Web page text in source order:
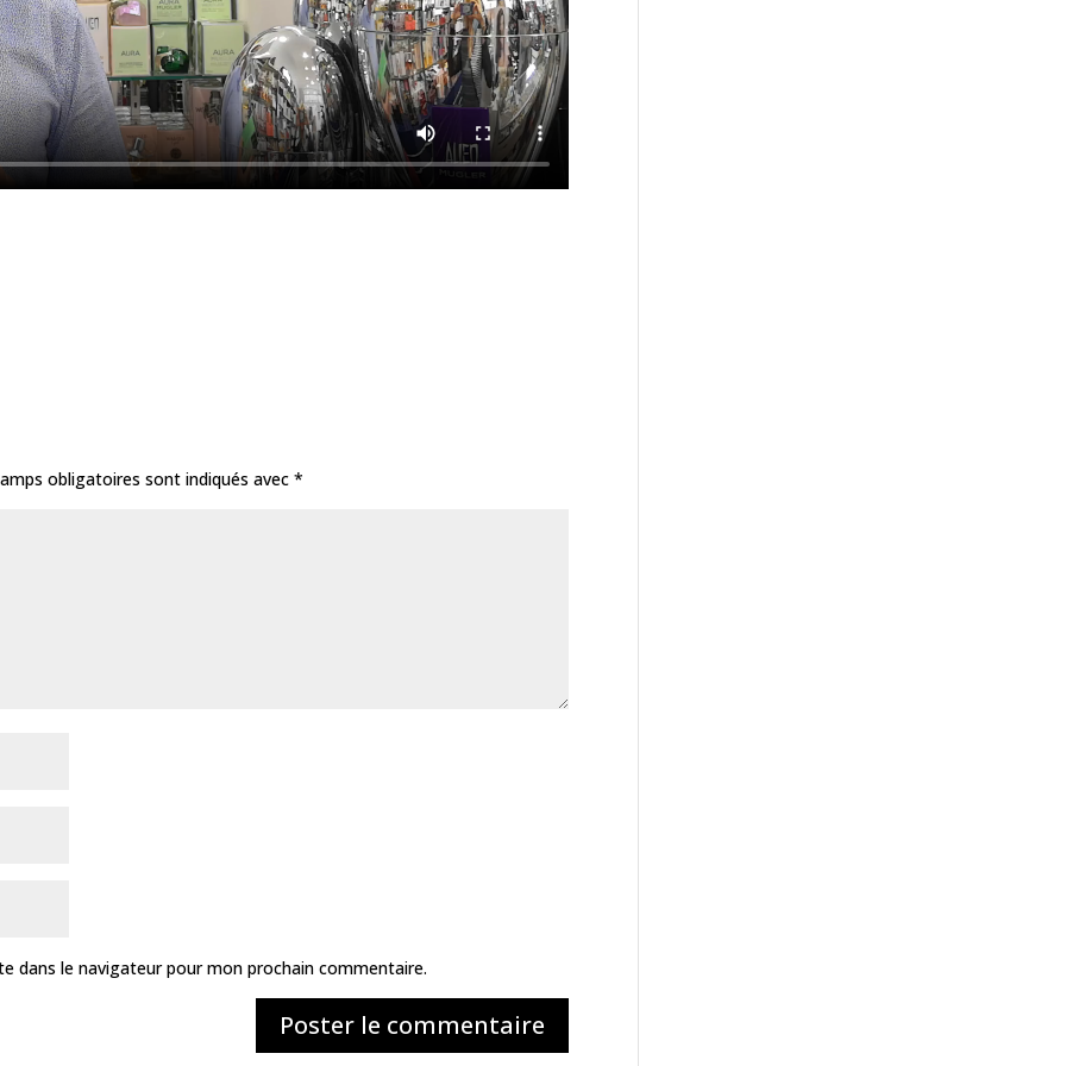
obligatoires sont indiqués avec*
dans le navigateur pour mon prochain commentaire.